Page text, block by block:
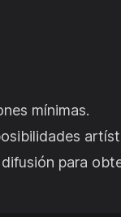
mínimas.
para